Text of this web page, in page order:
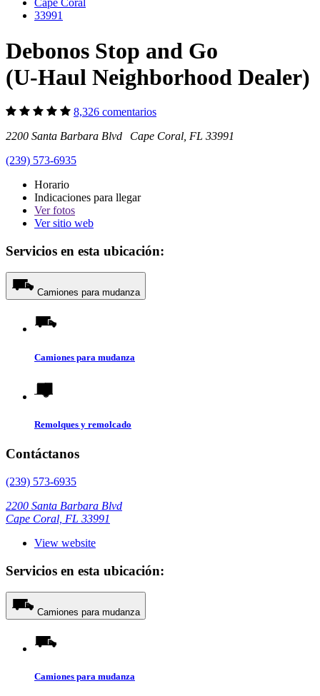
Cape Coral
33991
Debonos Stop and Go
(U-Haul Neighborhood Dealer)
8,326 comentarios
2200 Santa Barbara Blvd Cape Coral, FL 33991
(239) 573-6935
Horario
Indicaciones para llegar
Verfotos
Ver sitio web
Servicios en esta ubicación:
Camiones para mudanza
Camiones para mudanza
Remolques y remolcado
Contáctanos
(239) 573-6935
2200 Santa Barbara Blvd
Cape Coral, FL 33991
View website
Servicios en esta ubicación:
Camiones para mudanza
Camiones para mudanza